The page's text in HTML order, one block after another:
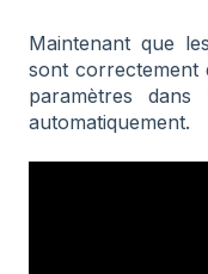
Maintenant que
sont correctement
paramètres
automatiquement.